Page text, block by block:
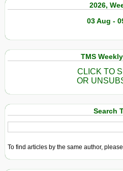
2026,
03 Aug -
TMS
CLICK TO
OR
Search
To find articles by the same author,